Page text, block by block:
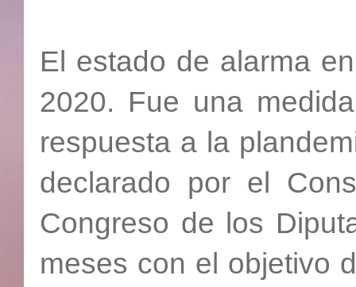
El estado de alarma
2020. Fue una
respuesta a la
declarado por el
Congreso de los
meses con el objetivo